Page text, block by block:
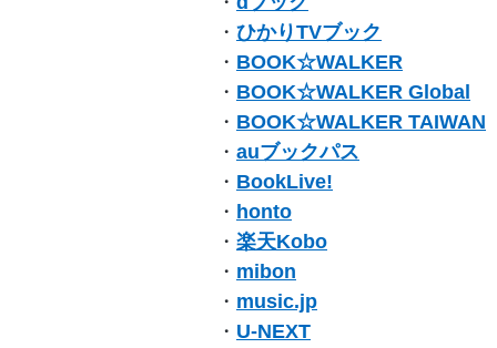
・ ひかりTVブック
・ BOOK☆WALKER
・ BOOK☆WALKER Global
・ BOOK☆WALKER TAIWAN
・ auブックパス
・ BookLive!
・ honto
・ 楽天Kobo
・ mibon
・ music.jp
・ U-NEXT